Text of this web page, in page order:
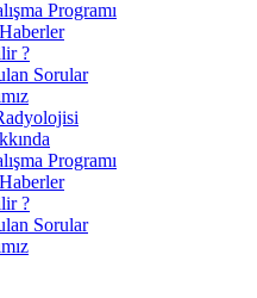
Programı
?
Sorular
Programı
?
Sorular